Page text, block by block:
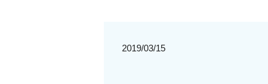
2019/03/15